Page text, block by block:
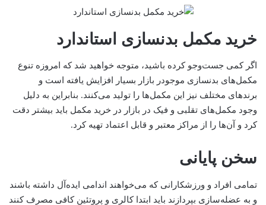
خرید مکمل بدنسازی استاندارد
اگر کمی جست‌وجو کرده باشید، متوجه خواهید شد که امروزه تنوع
مکمل‌های بدنسازی موجودر بازار بسیار افزایش یافته است و
برندهای مختلف نیز این مکمل‌ها را تولید‌ می‌کنند. بنابراین به دلیل
وجود مکمل‌های تقلبی و فیک در بازار در خرید مکمل باید بیشتر دقت
کرد و آن‌ها را از مراکز معتبر و قابل اعتماد تهیه کرد.
سخن پایانی
تمامی افراد و ورزشکارانی که‌ می‌خواهند اندامی ایده‌آل داشته باشند
و به عضله‌سازی بپردازند باید ابتدا کالری و پروتئین کافی مصرف کنند